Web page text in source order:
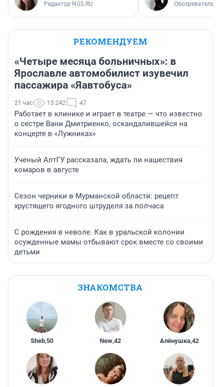
Редактор NGS.RU Обозреватель
РЕКОМЕНДУЕМ
«Четыре месяца больничных»: в
Ярославле автомобилист изувечил
пассажира «Яавтобуса»
21 час 15 242 47
Работает в клинике и играет в театре — что известно
о сестре Вани Дмитриенко, оскандалившейся на
концерте в «Лужниках»
Ученый АлтГУ рассказала, ждать ли нашествия
комаров в августе
Сезон черники в Мурманской области: рецепт
хрустящего ягодного штруделя за полчаса
С рождения в неволе. Как в уральской колонии
осужденные мамы отбывают срок вместе со своими
детьми
ЗНАКОМСТВА
Sheb,50 New,42 Алёнушка,42